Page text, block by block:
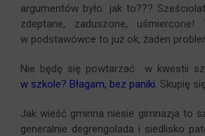
argumentów było: jak to???
zdeptane, zaduszone,
w podstawówce to już ok, żaden
Nie będę się powtarzać w kwestii
w szkole? Błagam, bez paniki. Skupię
Jak wieść gminna niesie gimnazja to
generalnie degrengolada i siedlisko